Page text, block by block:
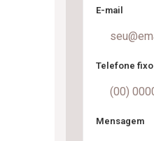
E-mail
Telefone fixo
Mensagem